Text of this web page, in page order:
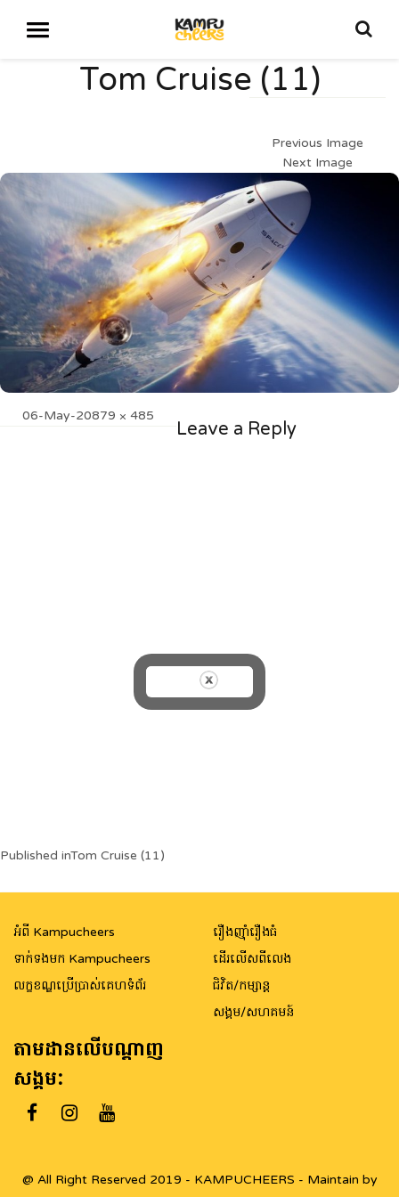
Tom Cruise (11)
Previous Image
Next Image
Posted
06-May-20Full
879 × 485
Leave a Reply
Post
navigation
Published inTom Cruise (11)
អំពី Kampucheers
ទាក់ទងមក Kampucheers
លក្ខខណ្ឌប្រើប្រាស់គេហទំព័រ
រឿងញ៉ាំរឿងធំ
ដើរលើសពីលេង
ជិវិត/កម្សាន្ត
សង្គម/សហគមន៍
តាមដានលើបណ្តាញ
សង្គម:
@ All Right Reserved 2019 - KAMPUCHEERS - Maintain by